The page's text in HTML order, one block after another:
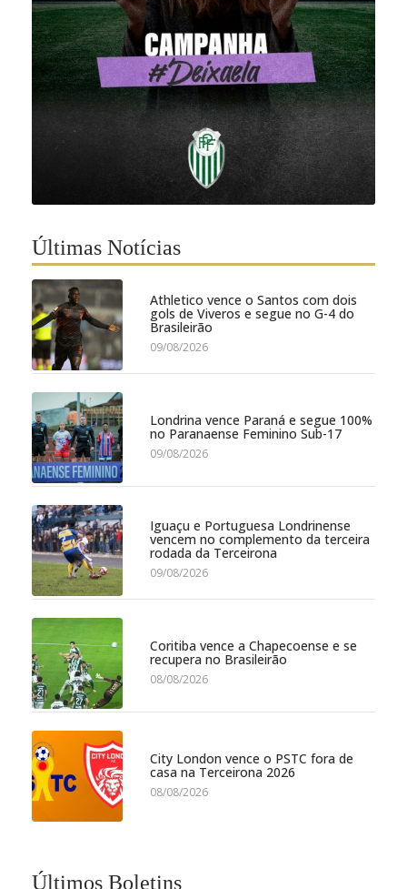
Últimas Notícias
Athletico vence o Santos com dois
gols de Viveros e segue no G-4 do
Brasileirão
09/08/2026
Londrina vence Paraná e segue 100%
no Paranaense Feminino Sub-17
09/08/2026
Iguaçu e Portuguesa Londrinense
vencem no complemento da terceira
rodada da Terceirona
09/08/2026
Coritiba vence a Chapecoense e se
recupera no Brasileirão
08/08/2026
City London vence o PSTC fora de
casa na Terceirona 2026
08/08/2026
Últimos Boletins